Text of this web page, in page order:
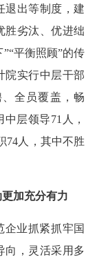
退出等制度，建
胜劣汰、优进绌
平衡照顾”的传
院实行中层干部
全员覆盖，畅
层领导71人，
74人，其中不胜
加充分有力
业抓紧抓牢国
向，灵活采用多